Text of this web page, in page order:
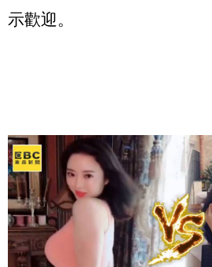
示歡迎。